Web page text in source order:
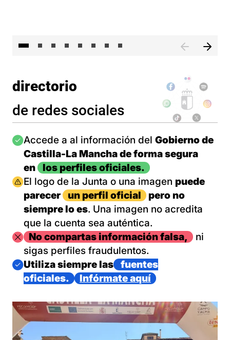
directorio
de redes sociales
Imagen
Accede a al información del Gobierno de
Castilla-La Mancha de forma segura
en
los perfiles oficiales.
Imagen
El logo de la Junta o una imagen puede
parecer
un perfil oficial
pero no
siempre lo es. Una imagen no acredita
que la cuenta sea auténtica.
ImagenNo compartas información falsa,
ni
sigas perfiles fraudulentos.
Imagen
Utiliza siempre las
fuentes
oficiales.
Infórmate aquí